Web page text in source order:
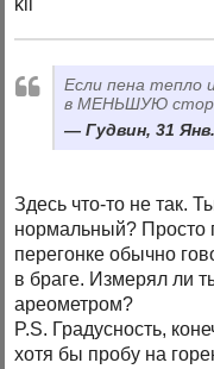
Если пена тепло
в МЕНЬШУЮ
Гудвин, 31
Здесь что-то не так.
нормальный? Просто
перегонке обычно
в браге. Измерял ли
ареометром?
P.S. Градусность,
хотя бы пробу на